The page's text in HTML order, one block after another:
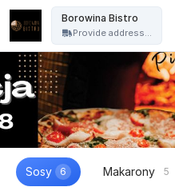
Borowina Bistro
Provide address...
Sosy 6 Makarony 5